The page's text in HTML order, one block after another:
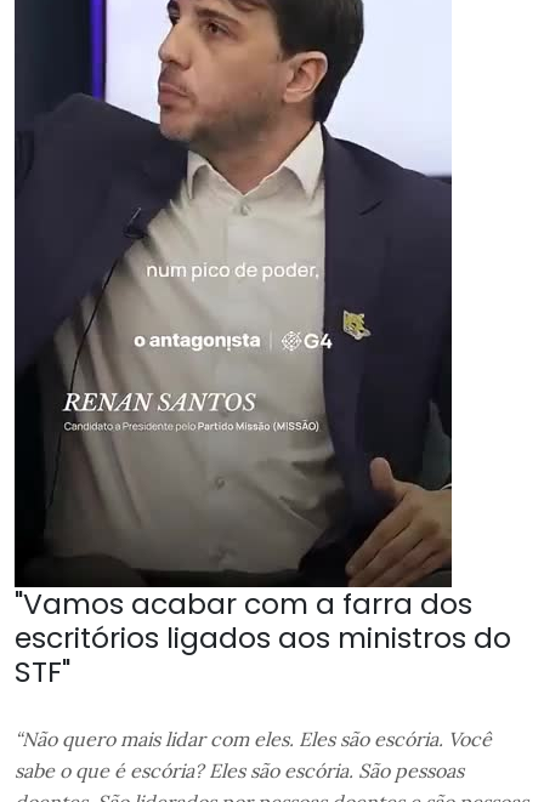
"Vamos acabar com a farra dos
escritórios ligados aos ministros do
STF"
“Não quero mais lidar com eles. Eles são escória. Você
sabe o que é escória? Eles são escória. São pessoas